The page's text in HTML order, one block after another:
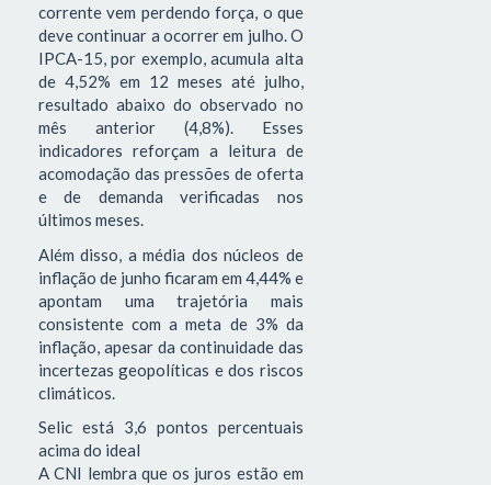
corrente vem perdendo força, o que
deve continuar a ocorrer em julho. O
IPCA-15, por exemplo, acumula alta
de 4,52% em 12 meses até julho,
resultado abaixo do observado no
mês anterior (4,8%). Esses
indicadores reforçam a leitura de
acomodação das pressões de oferta
e de demanda verificadas nos
últimos meses.
Além disso, a média dos núcleos de
inflação de junho ficaram em 4,44% e
apontam uma trajetória mais
consistente com a meta de 3% da
inflação, apesar da continuidade das
incertezas geopolíticas e dos riscos
climáticos.
Selic está 3,6 pontos percentuais
acima do ideal
A CNI lembra que os juros estão em